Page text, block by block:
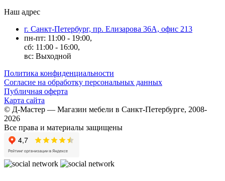
Наш адрес
г. Санкт-Петербург, пр. Елизарова 36А, офис 213
пн-пт: 11:00 - 19:00,
сб: 11:00 - 16:00,
вс: Выходной
Политика конфиденциальности
Согласие на обработку персональных данных
Публичная оферта
Карта сайта
© Д-Мастер — Магазин мебели в Санкт-Петербурге, 2008-
2026
Все права и материалы защищены